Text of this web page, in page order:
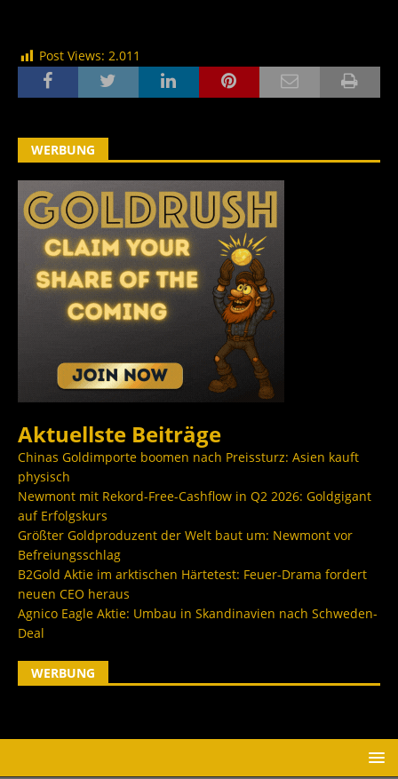
Post Views: 2.011
WERBUNG
Aktuellste Beiträge
Chinas Goldimporte boomen nach Preissturz: Asien kauft
physisch
Newmont mit Rekord-Free-Cashflow in Q2 2026: Goldgigant
auf Erfolgskurs
Größter Goldproduzent der Welt baut um: Newmont vor
Befreiungsschlag
B2Gold Aktie im arktischen Härtetest: Feuer-Drama fordert
neuen CEO heraus
Agnico Eagle Aktie: Umbau in Skandinavien nach Schweden-
Deal
WERBUNG